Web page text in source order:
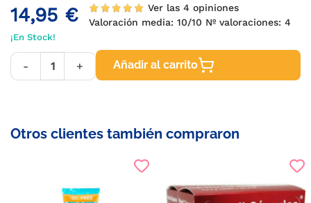
14,95 €
Ver las 4 opiniones
Valoración media: 10/10 Nº valoraciones: 4
¡En Stock!
- + Añadir al carrito
Otros clientes también compraron